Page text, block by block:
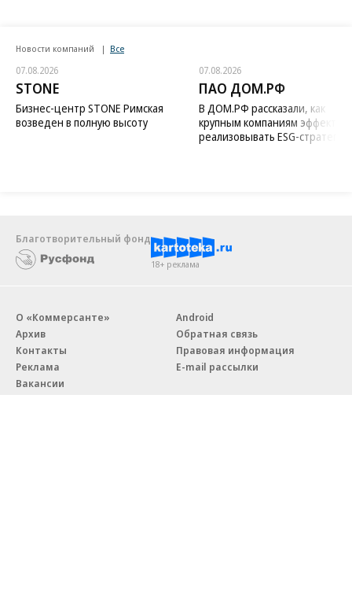
Новости компаний
07.08.2026
возведен в полную высоту
07.08.2026
В ДОМ.РФ рассказали, как
крупным компаниям
реализовывать ESG-стратегию